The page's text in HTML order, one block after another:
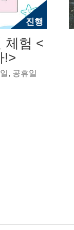
진행
체험 <
!>
, 공휴일